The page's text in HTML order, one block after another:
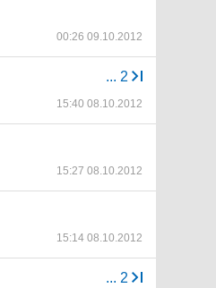
00:26 09.10.2012
... 2
15:40 08.10.2012
15:27 08.10.2012
15:14 08.10.2012
... 2